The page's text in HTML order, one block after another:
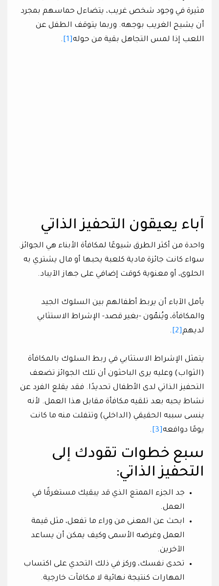
مثيرة في وجود شخص غريب، يتضاءل حماسهم بمجرد
أن يشيح الغريب بوجهه. وربما يتوقف الطفل عن
اللعب إذا لمس التجاهل بقية من حوله[1]
.
آباء يعيقون التحفيز الذاتي
واحدة من أكثر الطرق شيوعًا لمكافأة الأبناء هي الجوائز.
سواء كانت جائزة مادية كلعبة يحبها أو مال يشتري به
الحلوى، أو معنوية كوقت إضافي على جهاز الآيباد.
يأمل الآباء أن يربط أطفالهم بين السلوك الجيد
والمكافأة، ويُنمّون -بغير قصد- الإشراط الاستثابي
لديهم [2]
.
يتمثل الإشراط الاستثابي في ربط السلوك بالمكافأة
(الثواب) وعليه يرى الباحثون أن تلك الجوائز تضعف
التحفيز الذاتي لدى الأطفال تحديدًا. فقد يقلع الفرد عن
نشاط يحبه بعد تلقيه مكافأة مقابل هذا العمل. لأنه
ينسى سببه الحقيقي (الداخلي) وتتفلت منه ما كانت
يومًا دوافعه[3]
.
سبع خطوات تقودك إلى
التحفيز الذاتي:
جد الجزء الممتع الذي قد يبقيك مستغرقًا في
العمل.
ابحث عن المعنى من وراء ما تفعل، مثل قيمة
العمل وغرضه الأسمى وكيف يمكن أن يساعد
الآخرين.
تحدى نفسك، وركز في ذلك التحدي على اكتساب
المهارات كنتيجة نهائية لا مكافآت خارجية.